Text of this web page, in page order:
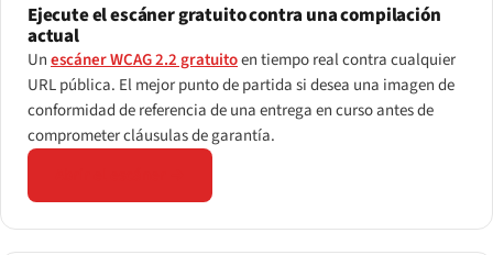
Ejecute el escáner gratuito contra una compilación
actual
Unescáner WCAG 2.2 gratuitoen tiempo real contra cualquier
URL pública. El mejor punto de partida si desea una imagen de
conformidad de referencia de una entrega en curso antes de
comprometer cláusulas de garantía.